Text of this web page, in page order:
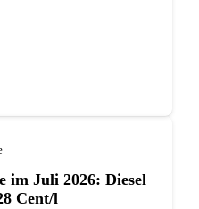
im Juli 2026: Diesel
Cent/l